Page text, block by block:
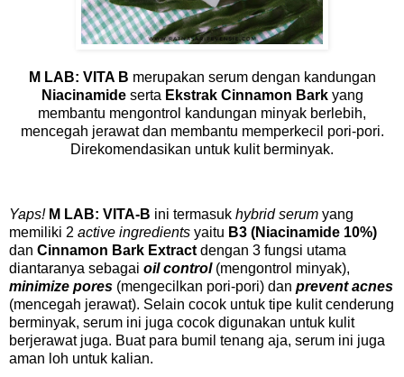
M LAB: VITA B merupakan serum dengan kandungan
Niacinamideserta Ekstrak Cinnamon Barkyang
membantu mengontrol kandungan minyak berlebih,
mencegah jerawat dan membantu memperkecil pori-pori.
Direkomendasikan untuk kulit berminyak.
Yaps! M LAB: VITA-B ini termasuk hybrid serum yang
memiliki 2 active ingredients yaitu B3 (Niacinamide 10%)
dan Cinnamon Bark Extract dengan 3 fungsi utama
diantaranya sebagai oil control(mengontrol minyak),
minimize pores (mengecilkan pori-pori) dan prevent acnes
(mencegah jerawat). Selain cocok untuk tipe kulit cenderung
berminyak, serum ini juga cocok digunakan untuk kulit
berjerawat juga. Buat para bumil tenang aja, serum ini juga
aman loh untuk kalian.